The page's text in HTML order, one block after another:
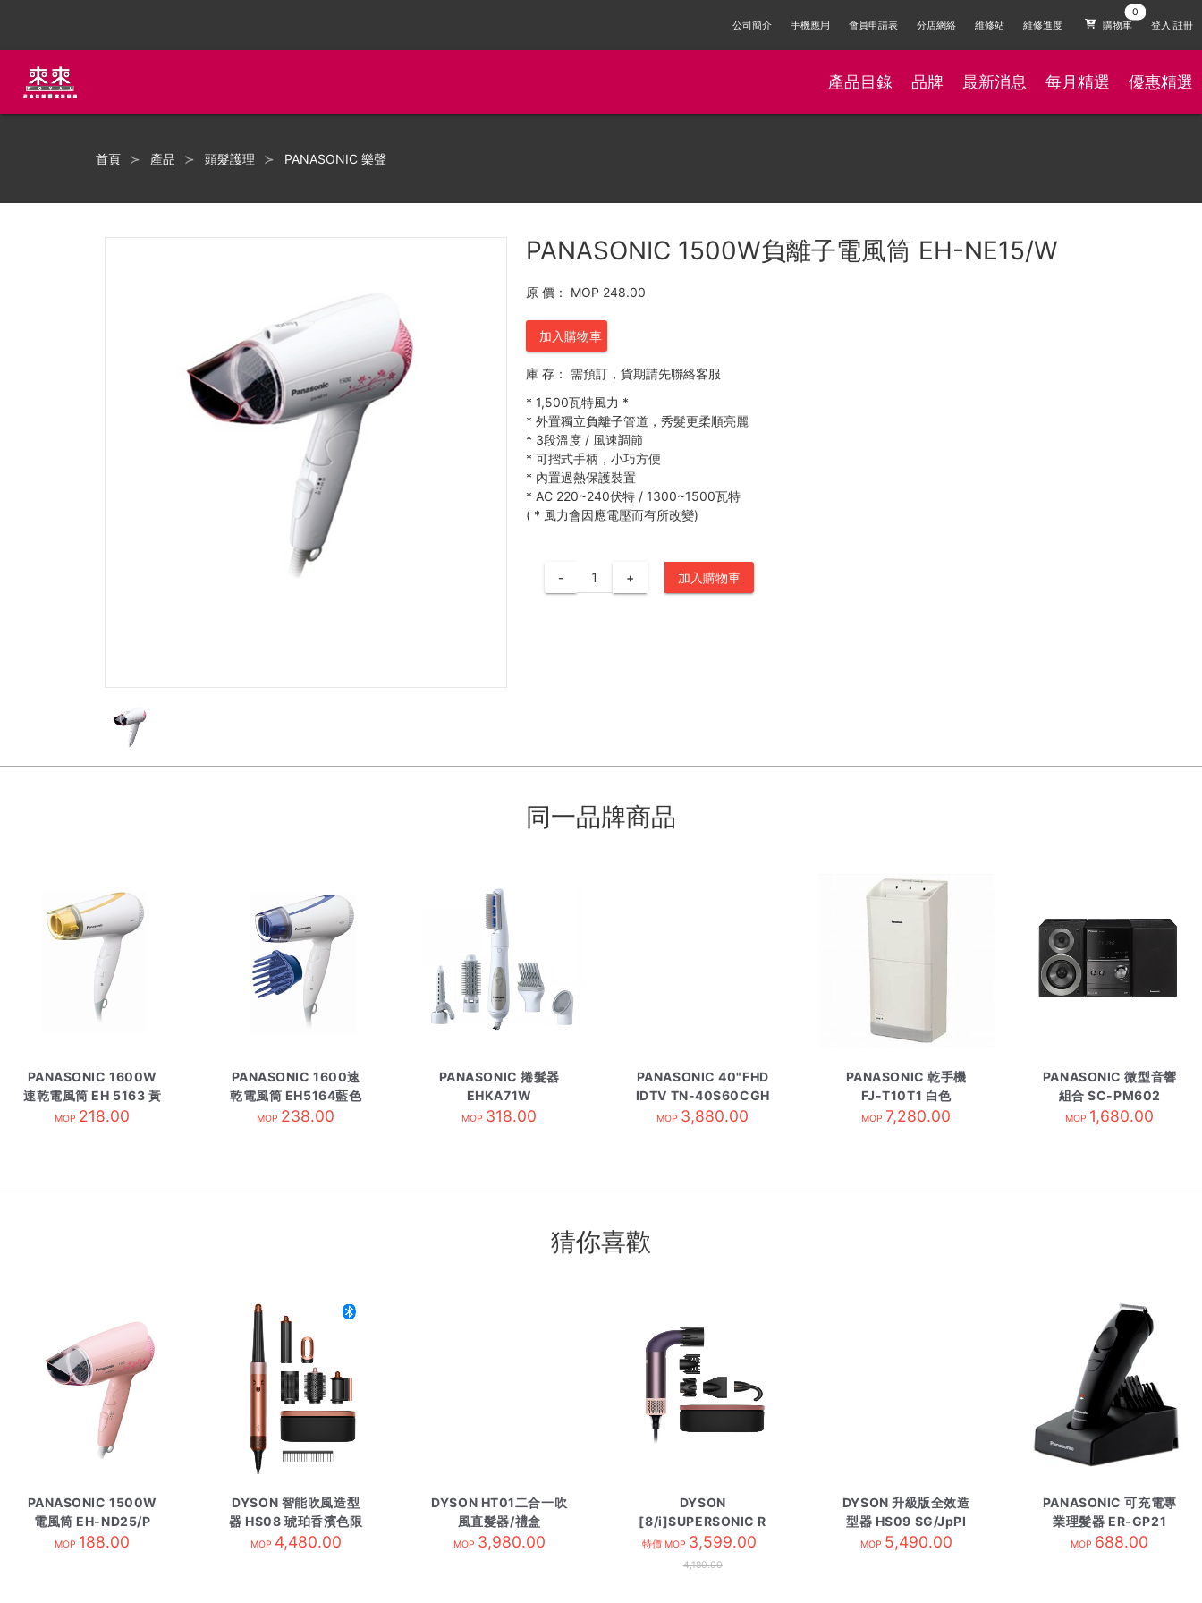
公司簡介 手機應用 會員申請表 分店網絡 維修站 維修進度 購物車 登入|註冊
產品目錄 品牌 最新消息 每月精選 優惠精選
首頁 產品 頭髮護理 PANASONIC 樂聲
PANASONIC 1500W負離子電風筒 EH-NE15/W
原 價： MOP 248.00
加入購物車
庫 存：
需預訂，貨期請先聯絡客服
* 1,500瓦特風力 *
* 外置獨立負離子管道，秀髮更柔順亮麗
* 3段溫度 / 風速調節
* 可摺式手柄，小巧方便
* 內置過熱保護裝置
* AC 220~240伏特 / 1300~1500瓦特
( * 風力會因應電壓而有所改變)
- + 加入購物車
同一品牌商品
PANASONIC 1600W
速乾電風筒 EH 5163 黃
色
MOP 218.00
PANASONIC 1600速
乾電風筒 EH5164藍色
MOP 238.00
PANASONIC 捲髮器
EHKA71W
MOP 318.00
PANASONIC 40"FHD
IDTV TN-40S60CGH
MOP 3,880.00
PANASONIC 乾手機
FJ-T10T1 白色
MOP 7,280.00
PANASONIC 微型音響
組合 SC-PM602
MOP 1,680.00
猜你喜歡
PANASONIC 1500W
電風筒 EH-ND25/P
MOP 188.00
DYSON 智能吹風造型
器 HS08 琥珀香濱色限
定
MOP 4,480.00
DYSON HT01二合一吹
風直髮器/禮盒
Airstrait 珊瑚莓
MOP 3,980.00
DYSON
[8/i]SUPERSONIC R
風筒 HD17 T1/T2 綱曜
紫
特價 MOP 3,599.00
4,180.00
DYSON 升級版全效造
型器 HS09 SG/JpPI
MOP 5,490.00
PANASONIC 可充電專
業理髮器 ER-GP21
MOP 688.00